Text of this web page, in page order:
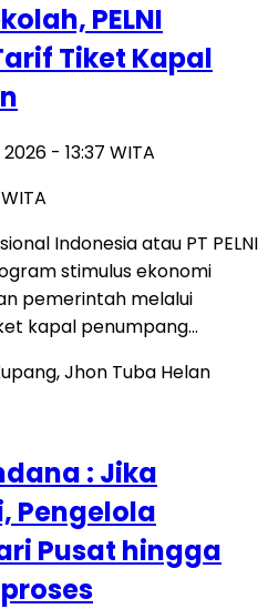
PELNI
Tiket Kapal
- 13:37 WITA
Indonesia atau PT PELNI
stimulus ekonomi
pemerintah melalui
kapal penumpang…
: Jika
Pengelola
Pusat hingga